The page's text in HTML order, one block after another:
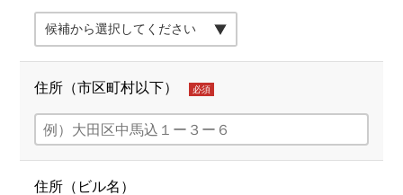
住所（市区町村以下） 必須
住所（ビル名）